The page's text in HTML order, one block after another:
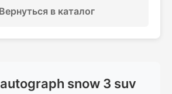
в каталог
snow 3 suv